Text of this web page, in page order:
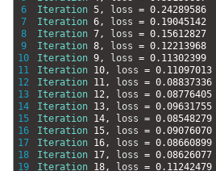
6
7
8
9
10
11
12
13
14
15
16
17
18
19
Iteration 5, loss = 0.24289586
Iteration 6, loss = 0.19045142
Iteration 7, loss = 0.15612827
Iteration 8, loss = 0.12213968
Iteration 9, loss = 0.11302399
Iteration 10, loss = 0.11097013
Iteration 11, loss = 0.08837336
Iteration 12, loss = 0.08776405
Iteration 13, loss = 0.09631755
Iteration 14, loss = 0.08548279
Iteration 15, loss = 0.09076070
Iteration 16, loss = 0.08660899
Iteration 17, loss = 0.08626077
Iteration 18, loss = 0.11242479